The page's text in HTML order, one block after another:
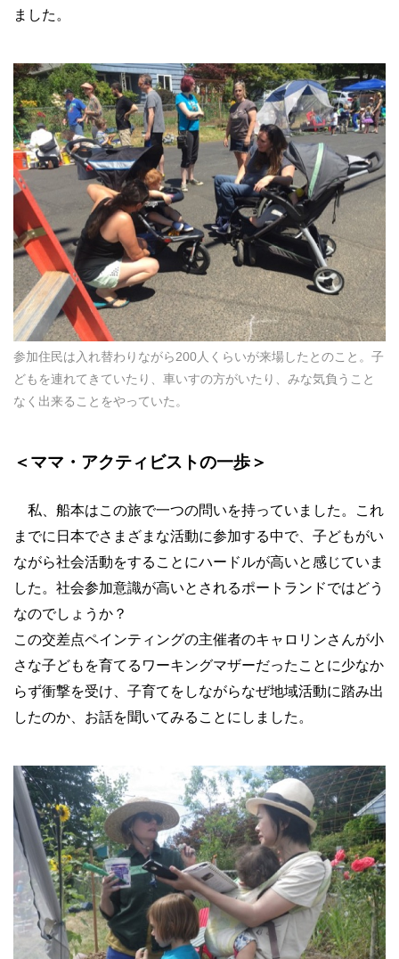
ました。
参加住民は入れ替わりながら200人くらいが来場したとのこと。子
どもを連れてきていたり、車いすの方がいたり、みな気負うこと
なく出来ることをやっていた。
＜ママ・アクティビストの一歩＞
私、船本はこの旅で一つの問いを持っていました。これ
までに日本でさまざまな活動に参加する中で、子どもがい
ながら社会活動をすることにハードルが高いと感じていま
した。社会参加意識が高いとされるポートランドではどう
なのでしょうか？
この交差点ペインティングの主催者のキャロリンさんが小
さな子どもを育てるワーキングマザーだったことに少なか
らず衝撃を受け、子育てをしながらなぜ地域活動に踏み出
したのか、お話を聞いてみることにしました。